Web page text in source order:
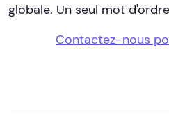
globale. Un seul mot
Contactez-nous